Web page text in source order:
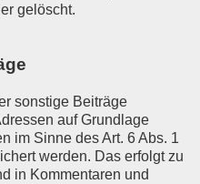
gelöscht.
sonstige Beiträge
auf Grundlage
im Sinne des Art. 6 Abs. 1
werden. Das erfolgt zu
in Kommentaren und